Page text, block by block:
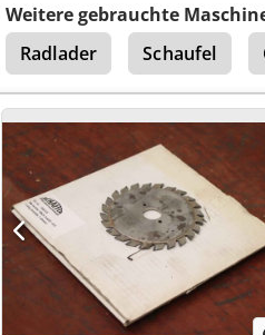
Weitere gebrauchte
Radlader
Schaufel